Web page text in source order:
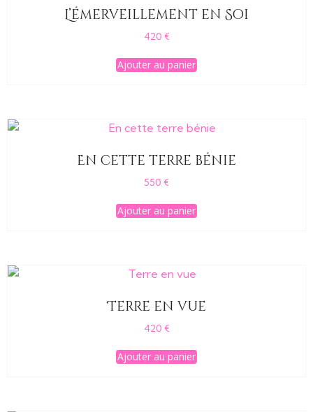
L’émerveillement en Soi
420 €
Ajouter au panier
En cette terre bénie
550 €
Ajouter au panier
Terre en vue
420 €
Ajouter au panier